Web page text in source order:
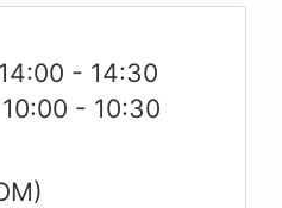
- 14:30
- 10:30